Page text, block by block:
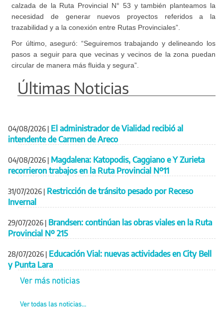
calzada de la Ruta Provincial N° 53 y también planteamos la
necesidad de generar nuevos proyectos referidos a la
trazabilidad y a la conexión entre Rutas Provinciales”.
Por último, aseguró: “Seguiremos trabajando y delineando los
pasos a seguir para que vecinas y vecinos de la zona puedan
circular de manera más fluida y segura”.
Últimas Noticias
04/08/2026 | El administrador de Vialidad recibió al
intendente de Carmen de Areco
04/08/2026 | Magdalena: Katopodis, Caggiano e Y Zurieta
recorrieron trabajos en la Ruta Provincial Nº11
31/07/2026 | Restricción de tránsito pesado por Receso
Invernal
29/07/2026 | Brandsen: continúan las obras viales en la Ruta
Provincial Nº 215
28/07/2026 | Educación Vial: nuevas actividades en City Bell
y Punta Lara
Ver más noticias
Ver todas las noticias...